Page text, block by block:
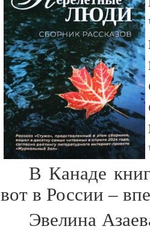
В Канаде
вот в России –
Эвелина